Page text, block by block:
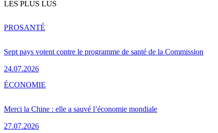
LES PLUS LUS
Sept pays votent contre le programme de santé de la Commission
24.07.2026
PROSANTÉ
Merci la Chine : elle a sauvé l’économie mondiale
27.07.2026
ÉCONOMIE